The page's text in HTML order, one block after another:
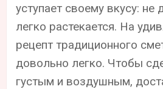
уступает своему вкусу:
легко растекается. На
рецепт традиционного
довольно легко. Чтобы
густым и воздушным,